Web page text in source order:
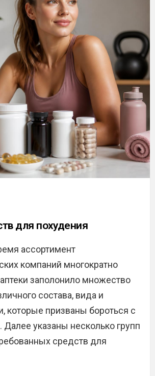
для похудения
ассортимент
компаний многократно
заполонило множество
состава, вида и
которые призваны бороться с
указаны несколько групп
средств для